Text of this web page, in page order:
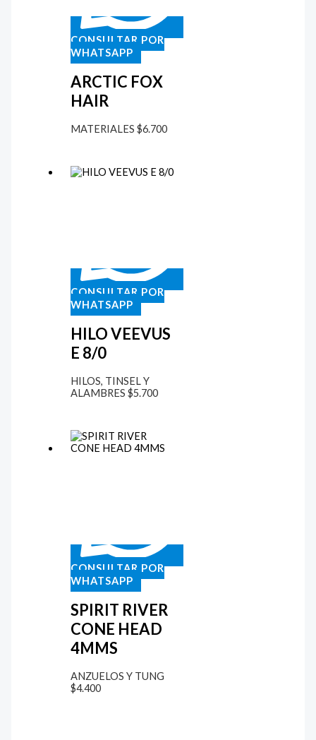
CONSULTAR POR
WHATSAPP
ARCTIC FOX
HAIR
MATERIALES $6.700
CONSULTAR POR
WHATSAPP
HILO VEEVUS
E 8/0
HILOS, TINSEL Y
ALAMBRES $5.700
CONSULTAR POR
WHATSAPP
SPIRIT RIVER
CONE HEAD
4MMS
ANZUELOS Y TUNG
$4.400